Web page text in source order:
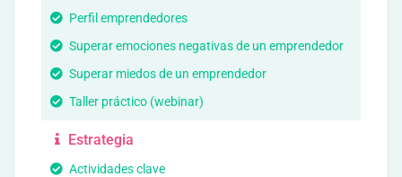
Perfil emprendedores
Superar emociones negativas de un emprendedor
Superar miedos de un emprendedor
Taller práctico (webinar)
Estrategia
Actividades clave